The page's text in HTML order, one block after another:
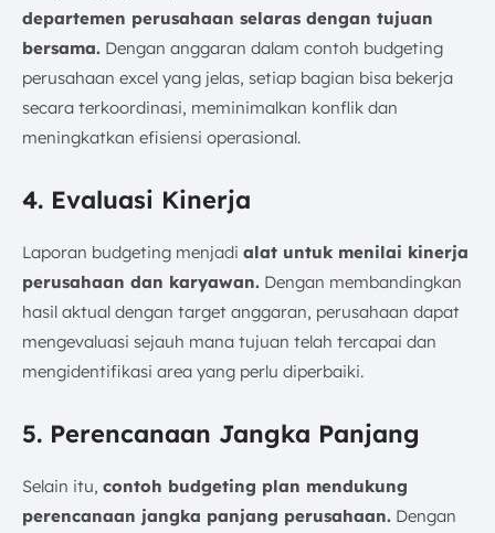
departemen perusahaan selaras dengan tujuan
bersama. Dengan anggaran dalam contoh budgeting
perusahaan excel yang jelas, setiap bagian bisa bekerja
secara terkoordinasi, meminimalkan konflik dan
meningkatkan efisiensi operasional.
4. Evaluasi Kinerja
Laporan budgeting menjadi alat untuk menilai kinerja
perusahaan dan karyawan. Dengan membandingkan
hasil aktual dengan target anggaran, perusahaan dapat
mengevaluasi sejauh mana tujuan telah tercapai dan
mengidentifikasi area yang perlu diperbaiki.
5. Perencanaan Jangka Panjang
Selain itu, contoh budgeting plan mendukung
perencanaan jangka panjang perusahaan. Dengan